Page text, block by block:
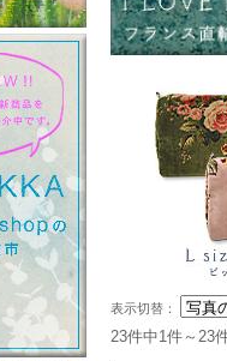
表示切替：
23件中1件～23